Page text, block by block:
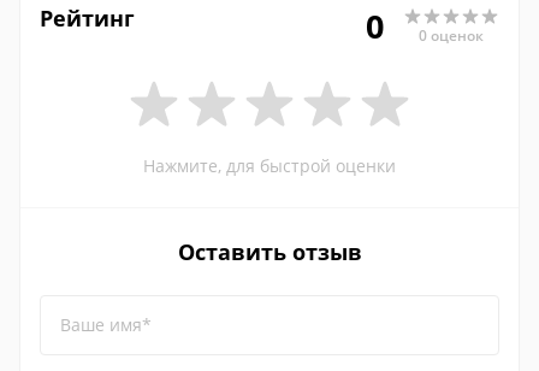
Рейтинг 0 0 оценок
Нажмите, для быстрой оценки
Оставить отзыв
Ваше имя*